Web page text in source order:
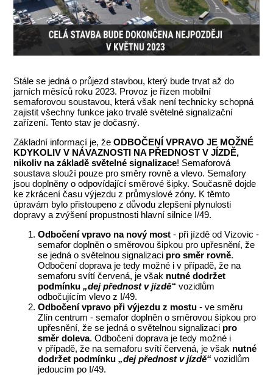
Stále se jedná o průjezd stavbou, který bude trvat až do
jarních měsíců roku 2023. Provoz je řízen mobilní
semaforovou soustavou, která však není technicky schopná
zajistit všechny funkce jako trvalé světelné signalizační
zařízení. Tento stav je dočasný.
Základní informací je, žeODBOČENÍ VPRAVO JE MOŽNÉ
KDYKOLIV V NÁVAZNOSTI NA PŘEDNOST V JÍZDĚ,
nikoliv na základě světelné signalizace! Semaforová
soustava slouží pouze pro směry rovně a vlevo. Semafory
jsou doplněny o odpovídající směrové šipky. Současně dojde
ke zkrácení času výjezdu z průmyslové zóny. K těmto
úpravám bylo přistoupeno z důvodu zlepšení plynulosti
dopravy a zvýšení propustnosti hlavní silnice I/49.
Odbočení vpravo na nový most - při jízdě od Vizovic -
semafor doplněn o směrovou šipkou pro upřesnění, že
se jedná o světelnou signalizaci pro směr rovně.
Odbočení doprava je tedy možné i v případě, že na
semaforu svítí červená, je však nutné dodržet
podmínku„dej přednost v jízdě“ vozidlům
odbočujícím vlevo z I/49.
Odbočení vpravo při výjezdu z mostu - ve směru
Zlín centrum - semafor doplněn o směrovou šipkou pro
upřesnění, že se jedná o světelnou signalizaci pro
směr doleva. Odbočení doprava je tedy možné i
v případě, že na semaforu svítí červená, je však nutné
dodržet podmínku„dej přednost v jízdě“ vozidlům
jedoucím po I/49.